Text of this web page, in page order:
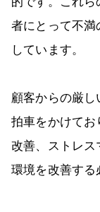
者にとって不満
しています。
顧客からの厳
拍車をかけて
改善、ストレス
環境を改善する